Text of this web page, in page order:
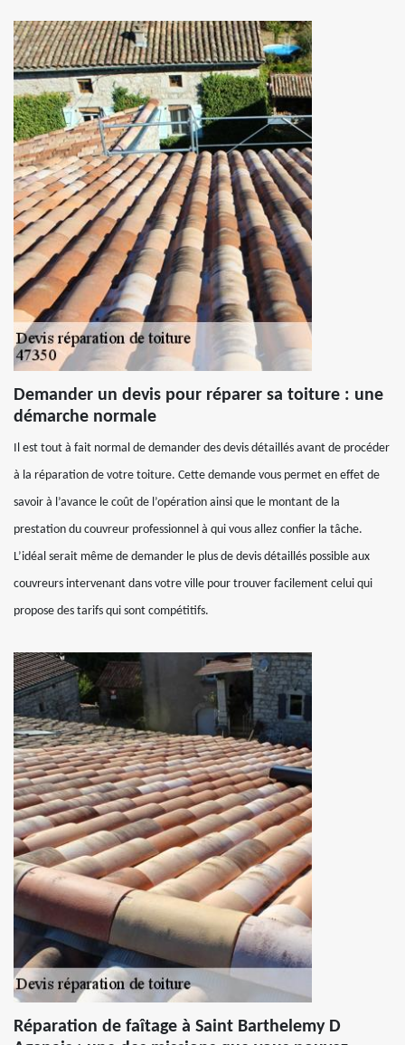
Demander un devis pour réparer sa toiture : une
démarche normale
Il est tout à fait normal de demander des devis détaillés avant de procéder
à la réparation de votre toiture. Cette demande vous permet en effet de
savoir à l’avance le coût de l’opération ainsi que le montant de la
prestation du couvreur professionnel à qui vous allez confier la tâche.
L’idéal serait même de demander le plus de devis détaillés possible aux
couvreurs intervenant dans votre ville pour trouver facilement celui qui
propose des tarifs qui sont compétitifs.
Réparation de faîtage à Saint Barthelemy D